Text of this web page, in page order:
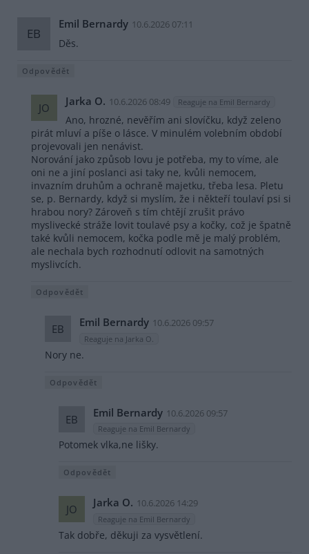
EB
Emil Bernardy 10.6.2026 07:11
Děs.
Odpovědět
JO Jarka O. 10.6.2026 08:49 Reaguje na Emil Bernardy
Ano, hrozné, nevěřím ani slovíčku, když zeleno
pirát mluví a píše o lásce. V minulém volebním období
projevovali jen nenávist.
Norování jako způsob lovu je potřeba, my to víme, ale
oni ne a jiní poslanci asi taky ne, kvůli nemocem,
invazním druhům a ochraně majetku, třeba lesa. Pletu
se, p. Bernardy, když si myslím, že i někteří toulaví psi si
hrabou nory? Zároveň s tím chtějí zrušit právo
myslivecké stráže lovit toulavé psy a kočky, což je špatně
také kvůli nemocem, kočka podle mě je malý problém,
ale nechala bych rozhodnutí odlovit na samotných
myslivcích.
Odpovědět
EB Emil Bernardy 10.6.2026 09:57
Reaguje na Jarka O.
Nory ne.
Odpovědět
EB Emil Bernardy 10.6.2026 09:57
Reaguje na Emil Bernardy
Potomek vlka,ne lišky.
Odpovědět
JO Jarka O. 10.6.2026 14:29
Reaguje na Emil Bernardy
Tak dobře, děkuji za vysvětlení.